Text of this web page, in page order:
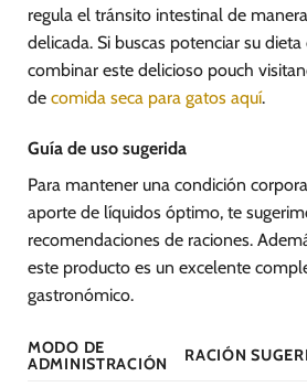
regula el tránsito intestinal de
delicada. Si buscas potenciar su dieta
combinar este delicioso pouch
de comida seca para gatos aquí.
Guía de uso sugerida
Para mantener una condición
aporte de líquidos óptimo, te
recomendaciones de raciones.
este producto es un excelente
gastronómico.
MODO DE
ADMINISTRACIÓN
RACIÓN